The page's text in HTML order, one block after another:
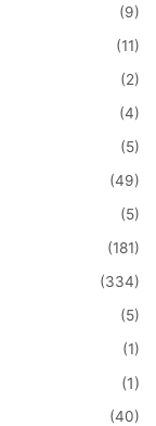
(9)
(11)
(2)
(4)
(5)
(49)
(5)
(181)
(334)
(5)
(1)
(1)
(40)